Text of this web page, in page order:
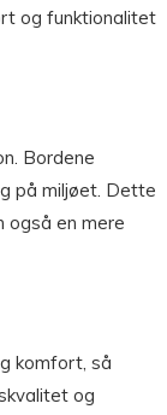
og funktionalitet
Bordene
på miljøet. Dette
også en mere
komfort, så
og